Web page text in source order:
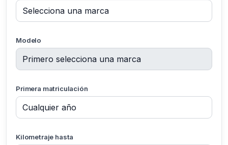
Modelo
Primera matriculación
Kilometraje hasta